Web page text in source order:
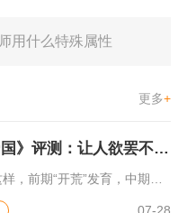
用什么特殊属性
更多+
《重返帝国》评测：让人欲罢不能的新一代策略游戏
SLG就是这样，前期“开荒”发育，中期同盟混战抢地盘，后期争...
07-28